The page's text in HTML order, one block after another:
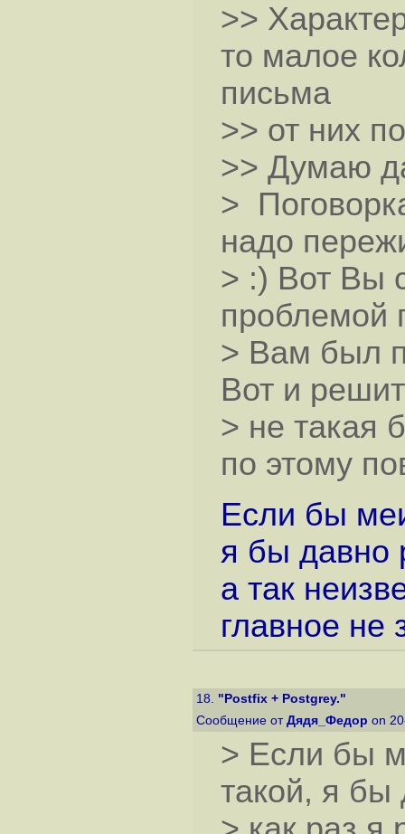
>>
то малое
письма
>> от них
>> Думаю
>
надо
> :) Вот Вы
проблемой
> Вам был
Вот и
> не такая
по этому
Если бы
я бы давно
а так
главное не
18. "Postfix + Postgrey."
Сообщение от Дядя_Федор on
> Если бы
такой, я